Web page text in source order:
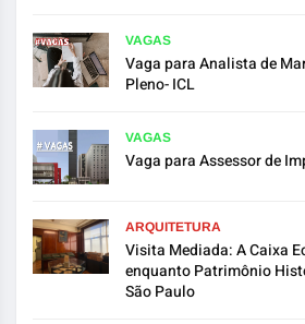
VAGAS
Vaga para Analista de
Pleno- ICL
VAGAS
Vaga para Assessor de
ARQUITETURA
Visita Mediada: A Caixa
enquanto Patrimônio
São Paulo